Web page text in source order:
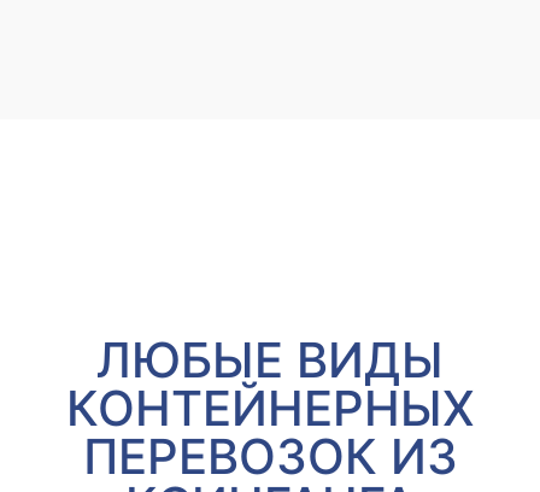
ЛЮБЫЕ ВИДЫ
КОНТЕЙНЕРНЫХ
ПЕРЕВОЗОК ИЗ